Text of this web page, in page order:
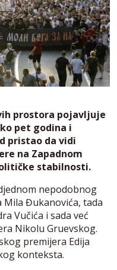
prostora pojavljuje
pet godina i
pristao da vidi
na Zapadnom
stabilnosti.
nepodobnog
Đukanovića, tada
Vučića i sada već
Nikolu Gruevskog.
premijera Edija
konteksta.